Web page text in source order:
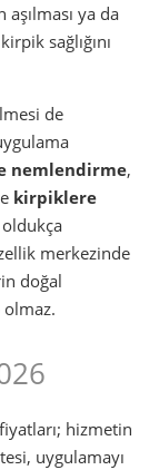
ya da
sağlığını
de
nemlendirme,
kirpiklere
merkezinde
doğal
hizmetin
uygulamayı